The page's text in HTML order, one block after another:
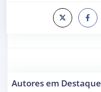
Autores em Destaque